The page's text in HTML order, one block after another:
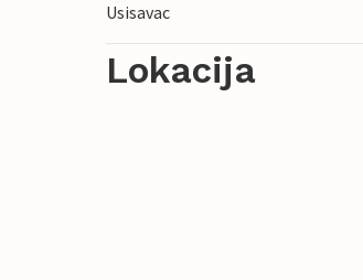
Usisavac
Lokacija